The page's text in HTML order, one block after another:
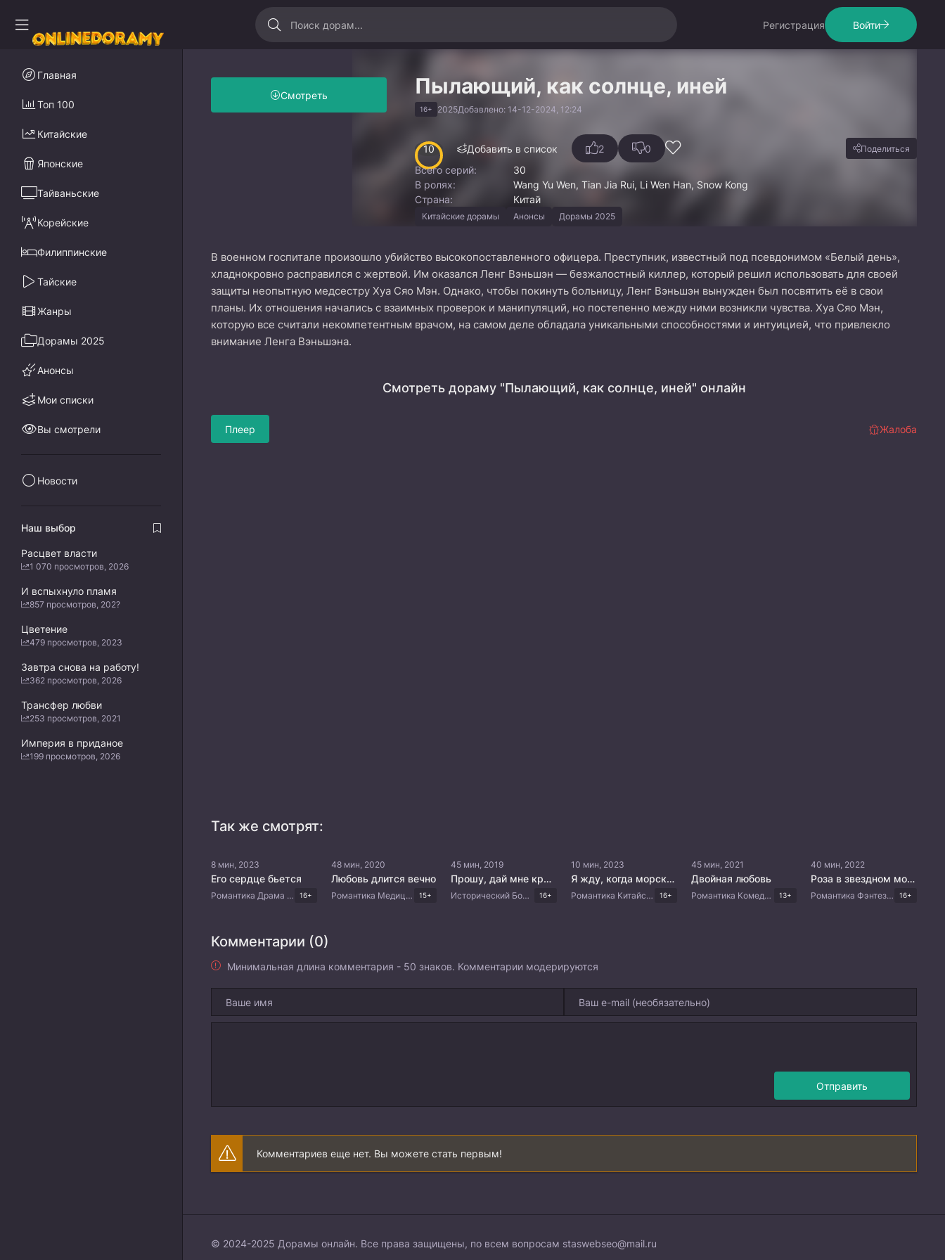
Регистрация Войти
Пылающий, как солнце, иней
16+ 2025Добавлено: 14-12-2024, 12:24
Смотреть
10 Добавить в список 2 0 Поделиться
Всего серий:
30
В ролях:
Wang Yu Wen, Tian Jia Rui, Li Wen Han, Snow Kong
Страна:
Китай
Китайские дорамы Анонсы Дорамы 2025
В военном госпитале произошло убийство высокопоставленного офицера. Преступник, известный под псевдонимом «Белый день»,
хладнокровно расправился с жертвой. Им оказался Ленг Вэньшэн — безжалостный киллер, который решил использовать для своей
защиты неопытную медсестру Хуа Сяо Мэн. Однако, чтобы покинуть больницу, Ленг Вэньшэн вынужден был посвятить её в свои
планы. Их отношения начались с взаимных проверок и манипуляций, но постепенно между ними возникли чувства. Хуа Сяо Мэн,
которую все считали некомпетентным врачом, на самом деле обладала уникальными способностями и интуицией, что привлекло
внимание Ленга Вэньшэна.
Смотреть дораму "Пылающий, как солнце, иней" онлайн
Плеер Жалоба
Так же смотрят:
8 мин, 2023
Его сердце бьется
Романтика Драма Китайские дорамы 16+
48 мин, 2020
Любовь длится вечно
Романтика Медицина Комедия Драма Японские дорамы 15+
45 мин, 2019
Прошу, дай мне крылья
Исторический Боевик Мистика Триллер Китайские дорамы 16+
10 мин, 2023
Я жду, когда морской бриз обнимет тебя
Романтика Китайские дорамы 16+
45 мин, 2021
Двойная любовь
Романтика Комедия Драма Китайские дорамы 13+
40 мин, 2022
Роза в звездном море
Романтика Фэнтези Китайские дорамы 16+
Комментарии (0)
Минимальная длина комментария - 50 знаков. Комментарии модерируются
Отправить
Комментариев еще нет. Вы можете стать первым!
Главная
Топ 100
Китайские
Японские
Тайваньские
Корейские
Филиппинские
Тайские
Жанры
Дорамы 2025
Анонсы
Мои списки
Вы смотрели
Новости
Наш выбор
Расцвет власти
1 070 просмотров, 2026
И вспыхнуло пламя
857 просмотров, 202?
Цветение
479 просмотров, 2023
Завтра снова на работу!
362 просмотров, 2026
Трансфер любви
253 просмотров, 2021
Империя в приданое
199 просмотров, 2026
© 2024-2025 Дорамы онлайн. Все права защищены, по всем вопросам staswebseo@mail.ru